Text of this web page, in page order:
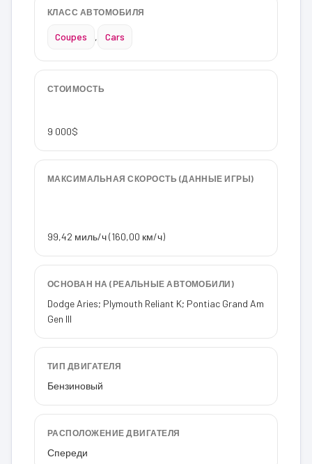
КЛАСС АВТОМОБИЛЯ
Coupes , Cars
СТОИМОСТЬ
9 000$
МАКСИМАЛЬНАЯ СКОРОСТЬ (ДАННЫЕ ИГРЫ)
99,42 миль/ч (160,00 км/ч)
ОСНОВАН НА (РЕАЛЬНЫЕ АВТОМОБИЛИ)
Dodge Aries; Plymouth Reliant K; Pontiac Grand Am
Gen III
ТИП ДВИГАТЕЛЯ
Бензиновый
РАСПОЛОЖЕНИЕ ДВИГАТЕЛЯ
Спереди